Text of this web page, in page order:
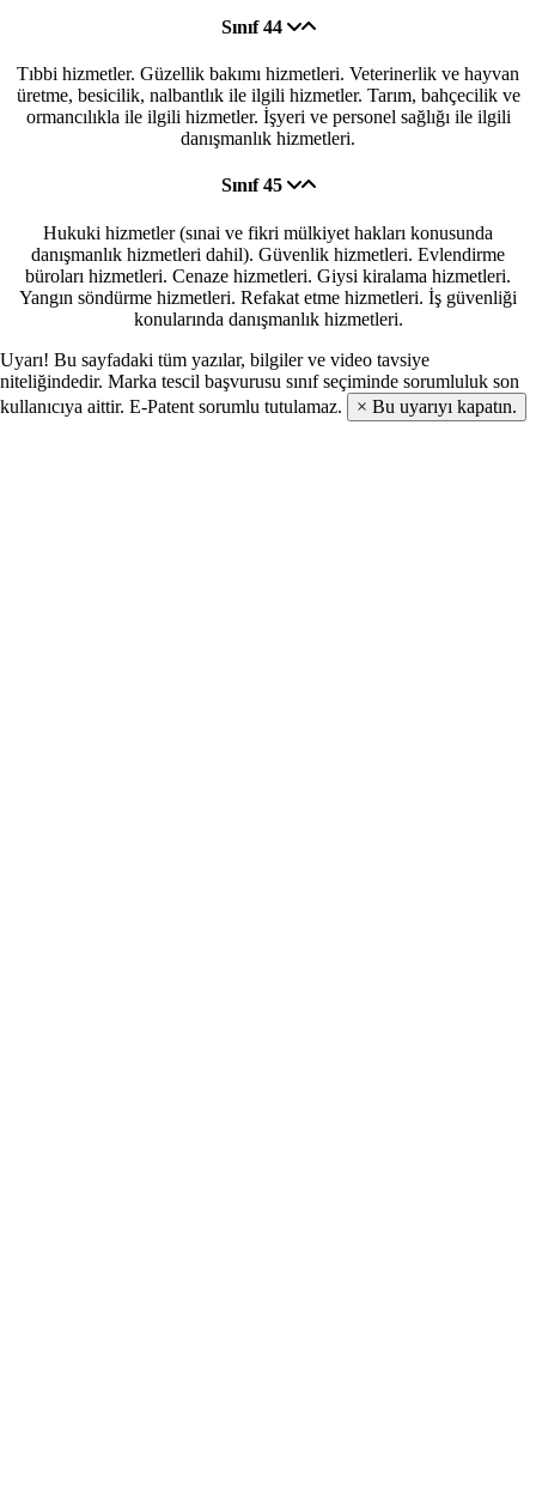
Sınıf 44
Tıbbi hizmetler. Güzellik bakımı hizmetleri. Veterinerlik ve hayvan
üretme, besicilik, nalbantlık ile ilgili hizmetler. Tarım, bahçecilik ve
ormancılıkla ile ilgili hizmetler. İşyeri ve personel sağlığı ile ilgili
danışmanlık hizmetleri.
Sınıf 45
Hukuki hizmetler (sınai ve fikri mülkiyet hakları konusunda
danışmanlık hizmetleri dahil). Güvenlik hizmetleri. Evlendirme
büroları hizmetleri. Cenaze hizmetleri. Giysi kiralama hizmetleri.
Yangın söndürme hizmetleri. Refakat etme hizmetleri. İş güvenliği
konularında danışmanlık hizmetleri.
Uyarı! Bu sayfadaki tüm yazılar, bilgiler ve video tavsiye
niteliğindedir. Marka tescil başvurusu sınıf seçiminde sorumluluk son
kullanıcıya aittir. E-Patent sorumlu tutulamaz.
× Bu uyarıyı kapatın.